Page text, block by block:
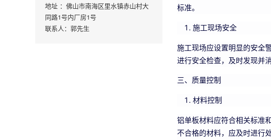
地址 ：佛山市南海区里水镇赤山村大
同路1号内厂房1号
联系人：郭先生
标准。
施工现场安全
施工现场应设置明显的安全
进行安全检查，及时发现并
三、质量控制
材料控制
铝单板材料应符合相关标准
不合格的材料，应及时进行处